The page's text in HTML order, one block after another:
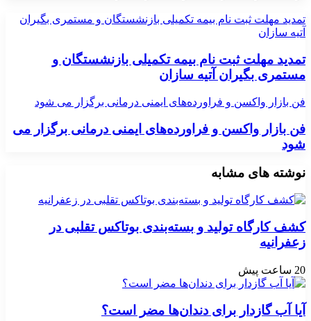
تمدید مهلت ثبت نام بیمه تکمیلی بازنشستگان و مستمری بگیران
آتیه سازان
تمدید مهلت ثبت نام بیمه تکمیلی بازنشستگان و
مستمری بگیران آتیه سازان
فن بازار واکسن و فراورده‌های ایمنی درمانی برگزار می شود
فن بازار واکسن و فراورده‌های ایمنی درمانی برگزار می
شود
نوشته های مشابه
کشف کارگاه تولید و بسته‌بندی بوتاکس تقلبی در
زعفرانیه
20 ساعت پیش
آیا آب گازدار برای دندان‌ها مضر است؟